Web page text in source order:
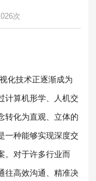
次
化技术正逐渐成为
计算机形学、人机交
转化为直观、立体的
一种能够实现深度交
。对于许多行业而
往高效沟通、精准决